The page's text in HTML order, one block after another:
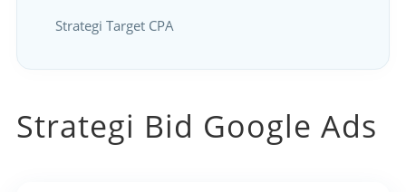
Strategi Target CPA
Strategi Bid Google Ads